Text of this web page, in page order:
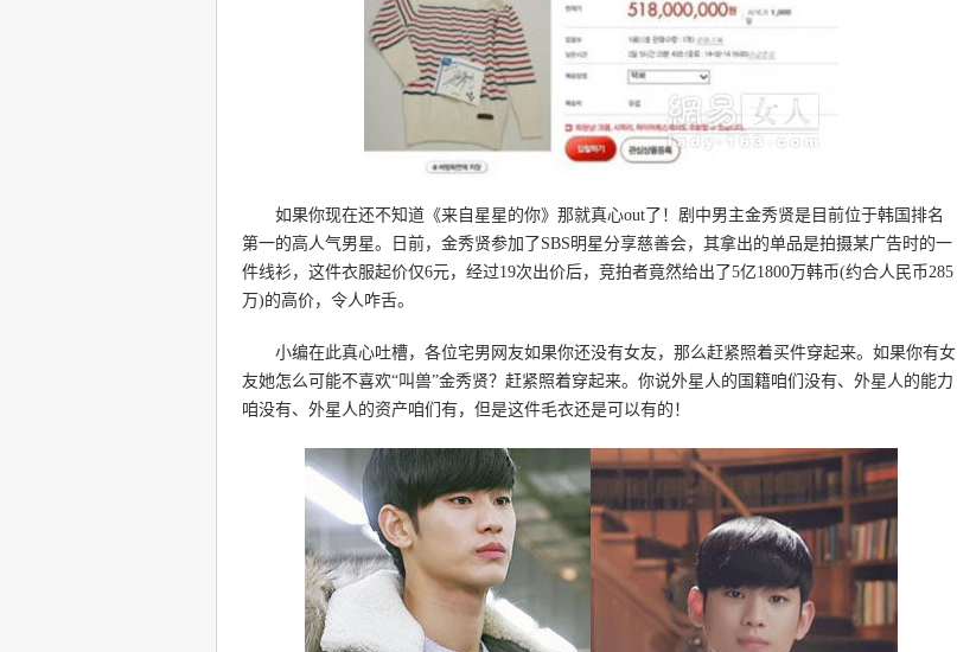
如果你现在还不知道《来自星星的你》那就真心out了！剧中男主金秀贤是目前位于韩国排名
第一的高人气男星。日前，金秀贤参加了SBS明星分享慈善会，其拿出的单品是拍摄某广告时的一
件线衫，这件衣服起价仅6元，经过19次出价后，竞拍者竟然给出了5亿1800万韩币(约合人民币285
万)的高价，令人咋舌。
小编在此真心吐槽，各位宅男网友如果你还没有女友，那么赶紧照着买件穿起来。如果你有女
友她怎么可能不喜欢“叫兽”金秀贤？赶紧照着穿起来。你说外星人的国籍咱们没有、外星人的能力
咱没有、外星人的资产咱们有，但是这件毛衣还是可以有的！